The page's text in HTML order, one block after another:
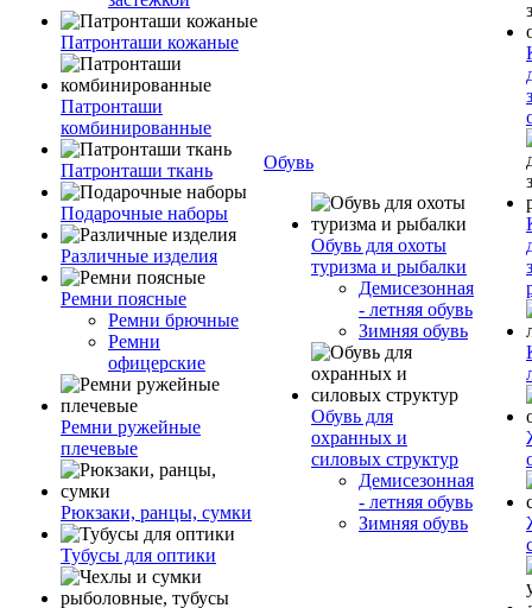
Патронташи кожаные
Патронташи
комбинированные
Патронташи ткань
Подарочные наборы
Различные изделия
Ремни поясные
Ремни брючные
Ремни
офицерские
Ремни ружейные
плечевые
Рюкзаки, ранцы, сумки
Тубусы для оптики
Обувь
Обувь для охоты
туризма и рыбалки
Демисезонная
- летняя обувь
Зимняя обувь
Обувь для
охранных и
силовых структур
Демисезонная
- летняя обувь
Зимняя обувь